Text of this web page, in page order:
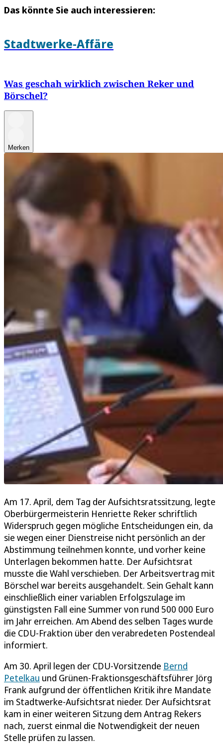
Das könnte Sie auch interessieren:
Stadtwerke-Affäre
Was geschah wirklich zwischen Reker und
Börschel?
Merken
Am 17. April, dem Tag der Aufsichtsratssitzung, legte
Oberbürgermeisterin Henriette Reker schriftlich
Widerspruch gegen mögliche Entscheidungen ein, da
sie wegen einer Dienstreise nicht persönlich an der
Abstimmung teilnehmen konnte, und vorher keine
Unterlagen bekommen hatte. Der Aufsichtsrat
musste die Wahl verschieben. Der Arbeitsvertrag mit
Börschel war bereits ausgehandelt. Sein Gehalt kann
einschließlich einer variablen Erfolgszulage im
günstigsten Fall eine Summer von rund 500 000 Euro
im Jahr erreichen. Am Abend des selben Tages wurde
die CDU-Fraktion über den verabredeten Postendeal
informiert.
Am 30. April legen der CDU-Vorsitzende Bernd
Petelkau und Grünen-Fraktionsgeschäftsführer Jörg
Frank aufgrund der öffentlichen Kritik ihre Mandate
im Stadtwerke-Aufsichtsrat nieder. Der Aufsichtsrat
kam in einer weiteren Sitzung dem Antrag Rekers
nach, zuerst einmal die Notwendigkeit der neuen
Stelle prüfen zu lassen.